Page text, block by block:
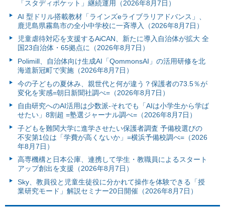
「スタディポケット」継続運用（2026年8月7日）
AI 型ドリル搭載教材「ラインズeライブラリアドバンス」、
鹿児島県霧島市の全小中学校に一斉導入（2026年8月7日）
児童虐待対応を支援するAiCAN、新たに導入自治体が拡大 全
国23自治体・65拠点に（2026年8月7日）
Polimill、自治体向け生成AI「QommonsAI」の活用研修を北
海道新冠町で実施（2026年8月7日）
今の子どもの夏休み、親世代と何が違う？保護者の73.5％が
変化を実感=朝日新聞社調べ=（2026年8月7日）
自由研究へのAI活用は少数派-それでも「AIは小学生から学ば
せたい」8割超 =塾選ジャーナル調べ=（2026年8月7日）
子どもを難関大学に進学させたい保護者調査 予備校選びの
不安第1位は「学費が高くないか」=横浜予備校調べ=（2026
年8月7日）
高専機構と日本公庫、連携して学生・教職員によるスタート
アップ創出を支援（2026年8月7日）
Sky、教員役と児童生徒役に分かれて操作を体験できる「授
業研究モード」解説セミナー20日開催（2026年8月7日）